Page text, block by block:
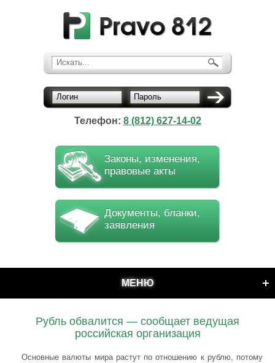
Искать...
Логин Пароль
Телефон: 8 (812) 627-14-02
Законы, изменения,
правовые акты
Документы, бланки,
заявления
МЕНЮ
Рубль обвалится — сообщает ведущая
российская организация
Основные валюты мира растут по отношению к рублю, потому